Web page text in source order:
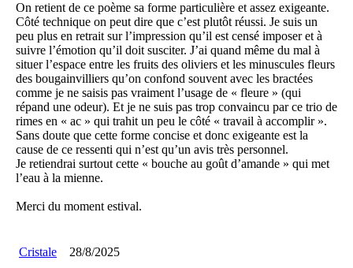
On retient de ce poème sa forme particulière et assez exigeante.
Côté technique on peut dire que c’est plutôt réussi. Je suis un
peu plus en retrait sur l’impression qu’il est censé imposer et à
suivre l’émotion qu’il doit susciter. J’ai quand même du mal à
situer l’espace entre les fruits des oliviers et les minuscules fleurs
des bougainvilliers qu’on confond souvent avec les bractées
comme je ne saisis pas vraiment l’usage de « fleure » (qui
répand une odeur). Et je ne suis pas trop convaincu par ce trio de
rimes en « ac » qui trahit un peu le côté « travail à accomplir ».
Sans doute que cette forme concise et donc exigeante est la
cause de ce ressenti qui n’est qu’un avis très personnel.
Je retiendrai surtout cette « bouche au goût d’amande » qui met
l’eau à la mienne.
Merci du moment estival.
Cristale 28/8/2025